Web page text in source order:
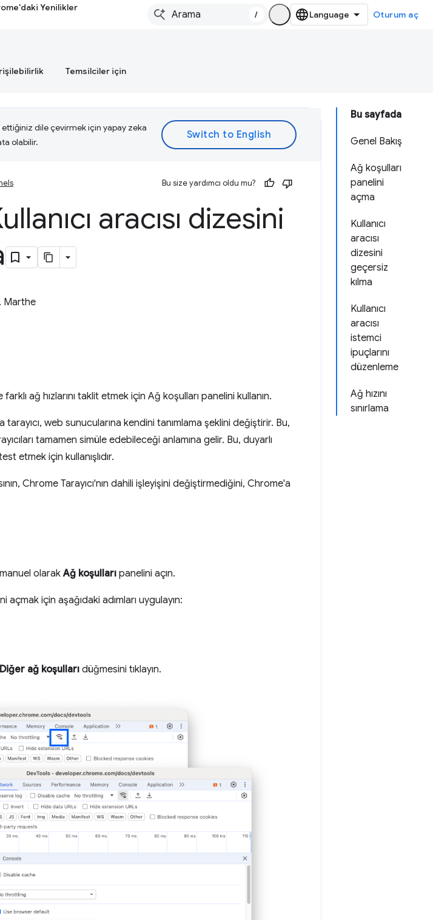
Yenilikler
/ Oturum aç
Temsilciler için
Bu sayfada
Genel Bakış
Ağ koşulları
panelini
açma
Kullanıcı
aracısı
dizesini
geçersiz
kılma
Kullanıcı
aracısı
istemci
ipuçlarını
düzenleme
Ağ hızını
sınırlama
dile çevirmek için yapay zeka
olabilir.
Bu size yardımcı oldu mu?
aracısı dizesini
Marthe
ağ hızlarını taklit etmek için Ağ koşulları panelini kullanın.
tarayıcı, web sunucularına kendini tanımlama şeklini değiştirir. Bu,
tamamen simüle edebileceği anlamına gelir. Bu, duyarlı
etmek için kullanışlıdır.
Chrome Tarayıcı'nın dahili işleyişini değiştirmediğini, Chrome'a
olarakAğ koşulları panelini açın.
açmak için aşağıdaki adımları uygulayın:
Diğer ağ koşulları düğmesini tıklayın.